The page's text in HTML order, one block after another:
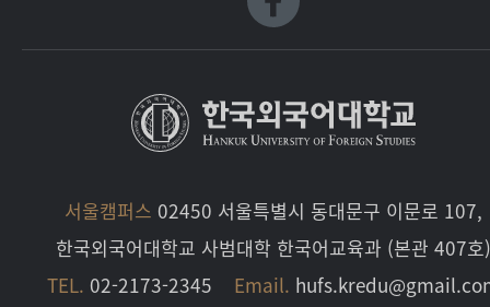
서울캠퍼스 02450 서울특별시 동대문구 이문로 107,
한국외국어대학교 사범대학 한국어교육과 (본관 407호)
TEL. 02-2173-2345 Email.